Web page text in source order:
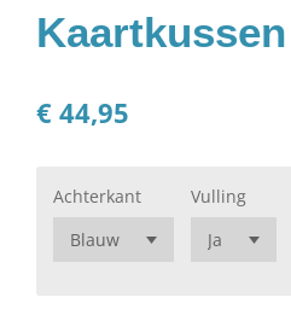
€ 44,95
Achterkant Vulling